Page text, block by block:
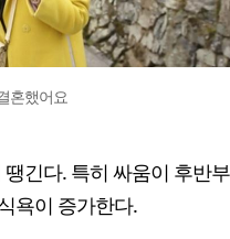
혼했어요
긴다. 특히 싸움이 후반부
욕이 증가한다.